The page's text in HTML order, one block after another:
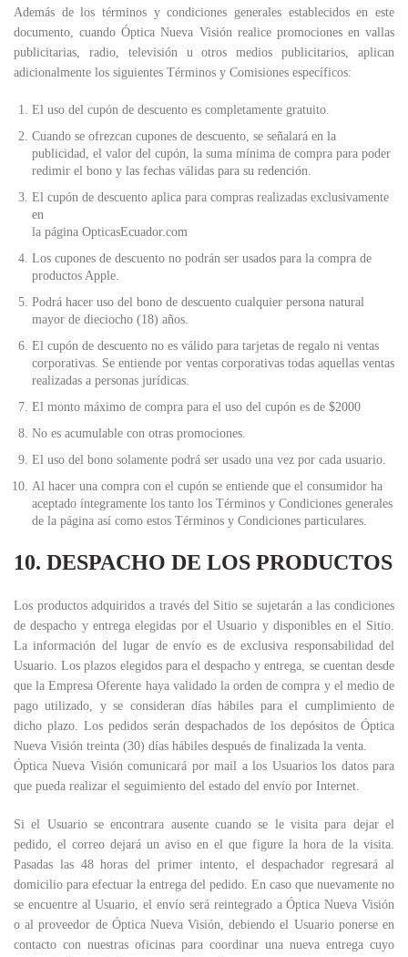
Además de los términos y condiciones generales establecidos en este
documento, cuando Óptica Nueva Visión realice promociones en vallas
publicitarias, radio, televisión u otros medios publicitarios, aplican
adicionalmente los siguientes Términos y Comisiones específicos:
El uso del cupón de descuento es completamente gratuito.
Cuando se ofrezcan cupones de descuento, se señalará en la
publicidad, el valor del cupón, la suma mínima de compra para poder
redimir el bono y las fechas válidas para su redención.
El cupón de descuento aplica para compras realizadas exclusivamente
en
la página OpticasEcuador.com
Los cupones de descuento no podrán ser usados para la compra de
productos Apple.
Podrá hacer uso del bono de descuento cualquier persona natural
mayor de dieciocho (18) años.
El cupón de descuento no es válido para tarjetas de regalo ni ventas
corporativas. Se entiende por ventas corporativas todas aquellas ventas
realizadas a personas jurídicas.
El monto máximo de compra para el uso del cupón es de $2000
No es acumulable con otras promociones.
El uso del bono solamente podrá ser usado una vez por cada usuario.
Al hacer una compra con el cupón se entiende que el consumidor ha
aceptado íntegramente los tanto los Términos y Condiciones generales
de la página así como estos Términos y Condiciones particulares.
10. DESPACHO DE LOS PRODUCTOS
Los productos adquiridos a través del Sitio se sujetarán a las condiciones
de despacho y entrega elegidas por el Usuario y disponibles en el Sitio.
La información del lugar de envío es de exclusiva responsabilidad del
Usuario. Los plazos elegidos para el despacho y entrega, se cuentan desde
que la Empresa Oferente haya validado la orden de compra y el medio de
pago utilizado, y se consideran días hábiles para el cumplimiento de
dicho plazo. Los pedidos serán despachados de los depósitos de Óptica
Nueva Visión treinta (30) días hábiles después de finalizada la venta.
Óptica Nueva Visión comunicará por mail a los Usuarios los datos para
que pueda realizar el seguimiento del estado del envío por Internet.
Si el Usuario se encontrara ausente cuando se le visita para dejar el
pedido, el correo dejará un aviso en el que figure la hora de la visita.
Pasadas las 48 horas del primer intento, el despachador regresará al
domicilio para efectuar la entrega del pedido. En caso que nuevamente no
se encuentre al Usuario, el envío será reintegrado a Óptica Nueva Visión
o al proveedor de Óptica Nueva Visión, debiendo el Usuario ponerse en
contacto con nuestras oficinas para coordinar una nueva entrega cuyo